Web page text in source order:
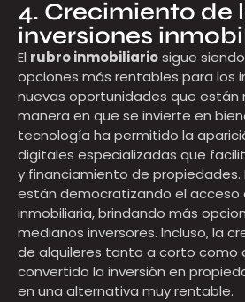
4. Crecimiento de
inversiones
El rubro inmobiliariosigue
opciones más rentables para los
nuevas oportunidades que están
manera en que se invierte en
tecnología ha permitido la
digitales especializadas que
y financiamiento de propiedades.
están democratizando el acceso
inmobiliaria, brindando más
medianos inversores. Incluso, la
de alquileres tanto a corto como
convertido la inversión en
en una alternativa muy rentable.